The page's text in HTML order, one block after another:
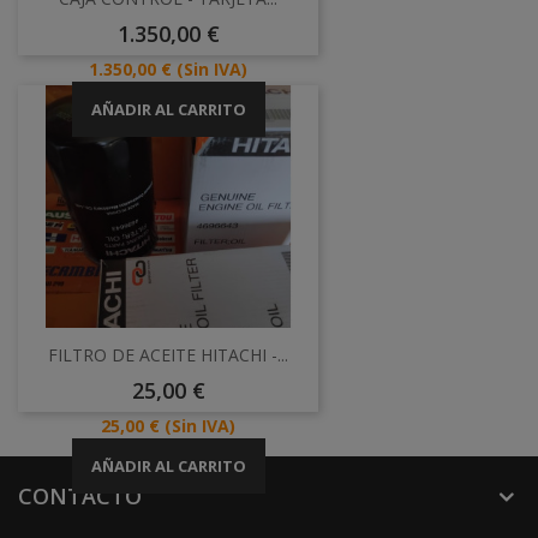
Precio
1.350,00 €
Precio
1.350,00 € (Sin IVA)
AÑADIR AL CARRITO
FILTRO DE ACEITE HITACHI -...
Precio
25,00 €
Precio
25,00 € (Sin IVA)
AÑADIR AL CARRITO
CONTACTO